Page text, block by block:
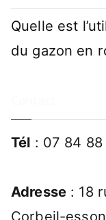
Quelle est
du gazon en
Tél : 07 84
Adresse : 18
Corbeil-